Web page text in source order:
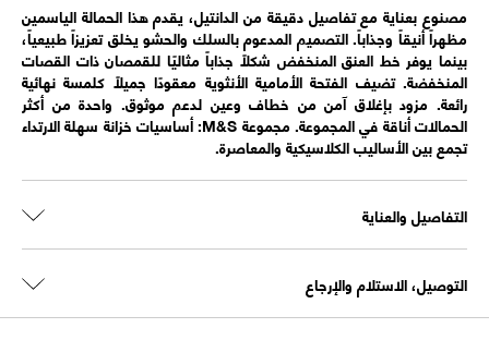
مصنوع بعناية مع تفاصيل دقيقة من الدانتيل، يقدم هذا الحمالة الياسمين
مظهراً أنيقاً وجذاباً. التصميم المدعوم بالسلك والحشو يخلق تعزيزاً طبيعياً،
بينما يوفر خط العنق المنخفض شكلاً جذاباً مثاليًا للقمصان ذات القصات
المنخفضة. تضيف الفتحة الأمامية الأنثوية معقودًا جميلاً كلمسة نهائية
رائعة. مزود بإغلاق آمن من خطاف وعين لدعم موثوق. واحدة من أكثر
الحمالات أناقة في المجموعة. مجموعة M&S: أساسيات خزانة سهلة الارتداء
تجمع بين الأساليب الكلاسيكية والمعاصرة.
التفاصيل والعناية
التوصيل، الاستلام والإرجاع